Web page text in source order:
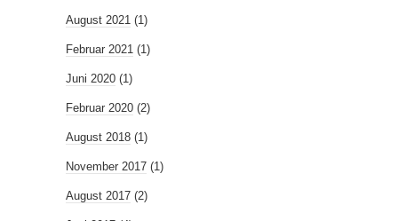
August 2021 (1)
Februar 2021 (1)
Juni 2020 (1)
Februar 2020 (2)
August 2018 (1)
November 2017 (1)
August 2017 (2)